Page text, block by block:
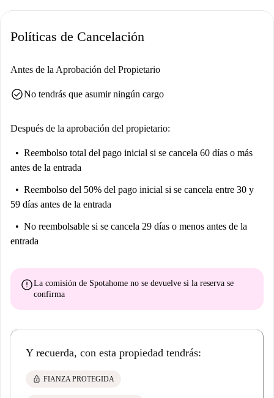
Políticas de Cancelación
Antes de la Aprobación del Propietario
check_circleNo tendrás que asumir ningún cargo
Después de la aprobación del propietario:
Reembolso total del pago inicial si se cancela 60 días o más
antes de la entrada
Reembolso del 50% del pago inicial si se cancela entre 30 y
59 días antes de la entrada
No reembolsable si se cancela 29 días o menos antes de la
entrada
errorLa comisión de Spotahome no se devuelve si la reserva se
confirma
Y recuerda, con esta propiedad tendrás:
lock FIANZA PROTEGIDA